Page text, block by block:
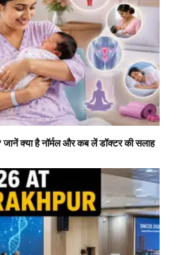
जानें क्या है नॉर्मल और कब लें डॉक्टर की सलाह